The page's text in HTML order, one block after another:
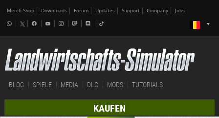
Merch-Shop Downloads Forum Updates Support Company Jobs
BLOG SPIELE MEDIA DLC MODS TUTORIALS
KAUFEN